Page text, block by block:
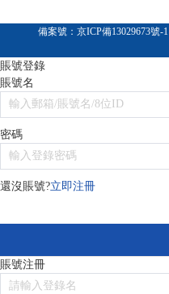
備案號： 京ICP備13029673號-1
賬號登錄
賬號名
密碼
還沒賬號?立即注冊
賬號注冊